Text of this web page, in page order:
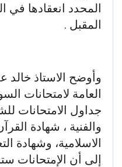
المحدد انعقادها في
المقبل .
وأوضح الاستاذ خالد
العامة لامتحانات
جداول الامتحانات
والفنية ، شهادة
الاسلامية، وشهادة
إلى أن الإمتحانات